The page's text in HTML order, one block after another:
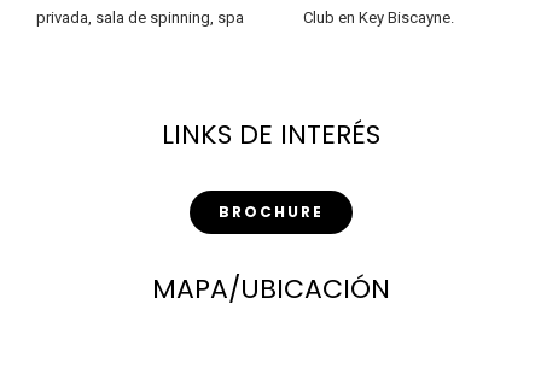
privada, sala de spinning, spa
Club en Key Biscayne.
LINKS DE INTERÉS
BROCHURE
MAPA/UBICACIÓN